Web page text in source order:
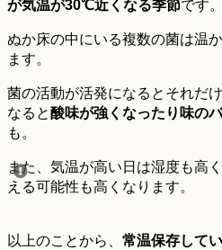
が気温が30℃近くなる季節です。
ぬか床の中にいる複数の菌は温
ます。
菌の活動が活発になるとそれだ
なると酸味が強くなったり味の
も。
また、気温が高い日は湿度も高
える可能性も高くなります。
以上のことから、 常温保存して